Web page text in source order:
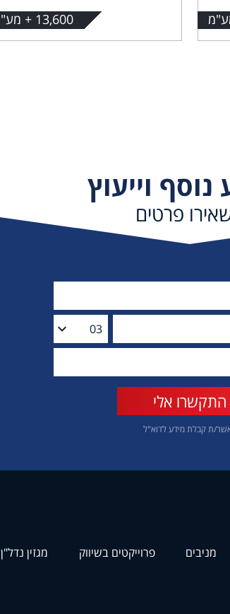
13,600 + מע"מ
וייעוץ
פרטים
ת קבלת מידע לדוא"ל
מניבים פרוייקטים בשיווק מגזין נדל"ן